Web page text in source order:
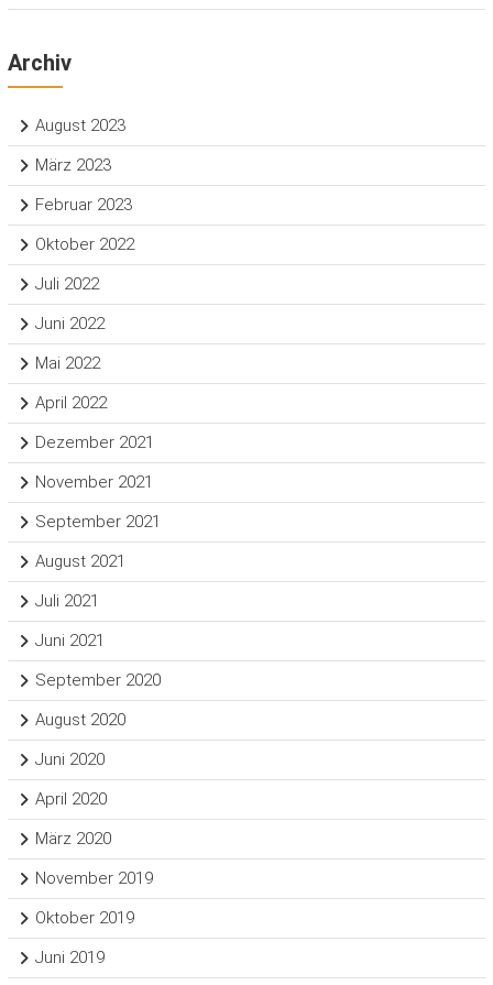
Archiv
August 2023
März 2023
Februar 2023
Oktober 2022
Juli 2022
Juni 2022
Mai 2022
April 2022
Dezember 2021
November 2021
September 2021
August 2021
Juli 2021
Juni 2021
September 2020
August 2020
Juni 2020
April 2020
März 2020
November 2019
Oktober 2019
Juni 2019